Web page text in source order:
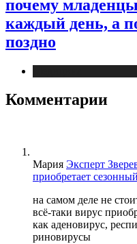
почему
каждый день, а
поздно
Комментарии
Мария Эксперт
приобретает
на самом деле не
всё-таки вирус
как аденовирус,
риновирусы